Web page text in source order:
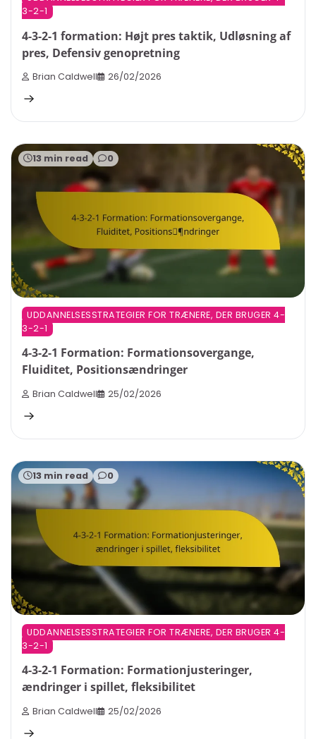
3-2-1
4-3-2-1 formation: Højt pres taktik, Udløsning af
pres, Defensiv genopretning
Brian Caldwell 26/02/2026
13 min read 0
UDDANNELSESSTRATEGIER FOR TRÆNERE, DER BRUGER 4-
3-2-1
4-3-2-1 Formation: Formationsovergange,
Fluiditet, Positionsændringer
Brian Caldwell 25/02/2026
13 min read 0
UDDANNELSESSTRATEGIER FOR TRÆNERE, DER BRUGER 4-
3-2-1
4-3-2-1 Formation: Formationjusteringer,
ændringer i spillet, fleksibilitet
Brian Caldwell 25/02/2026